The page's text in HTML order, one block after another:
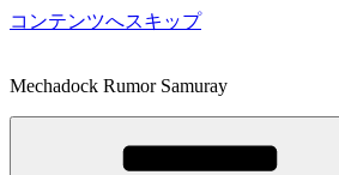
コンテンツへスキップ
Mechadock Rumor Samuray